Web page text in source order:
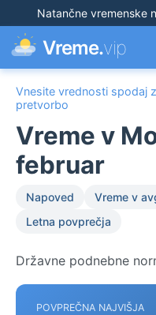
Natančne vremenske
Vreme.vip
Vnesite vrednosti spodaj
pretvorbo
Vreme v
februar
Napoved Vreme v
Letna povprečja
Državne podnebne
POVPREČNA NAJVIŠJA